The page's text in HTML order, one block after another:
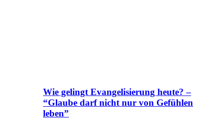
Wie gelingt Evangelisierung heute? –
“Glaube darf nicht nur von Gefühlen
leben”